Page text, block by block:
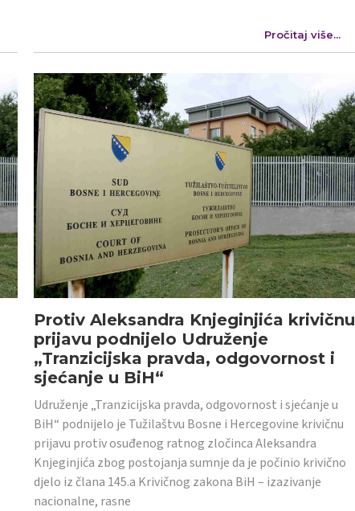
Pročitaj više...
Protiv Aleksandra Knjeginjića krivičnu
prijavu podnijelo Udruženje
„Tranzicijska pravda, odgovornost i
sjećanje u BiH“
Udruženje „Tranzicijska pravda, odgovornost i sjećanje u
BiH“ podnijelo je Tužilaštvu Bosne i Hercegovine krivičnu
prijavu protiv osuđenog ratnog zločinca Aleksandra
Knjeginjića zbog postojanja sumnje da je počinio krivično
djelo iz člana 145.a Krivičnog zakona BiH – izazivanje
nacionalne, rasne